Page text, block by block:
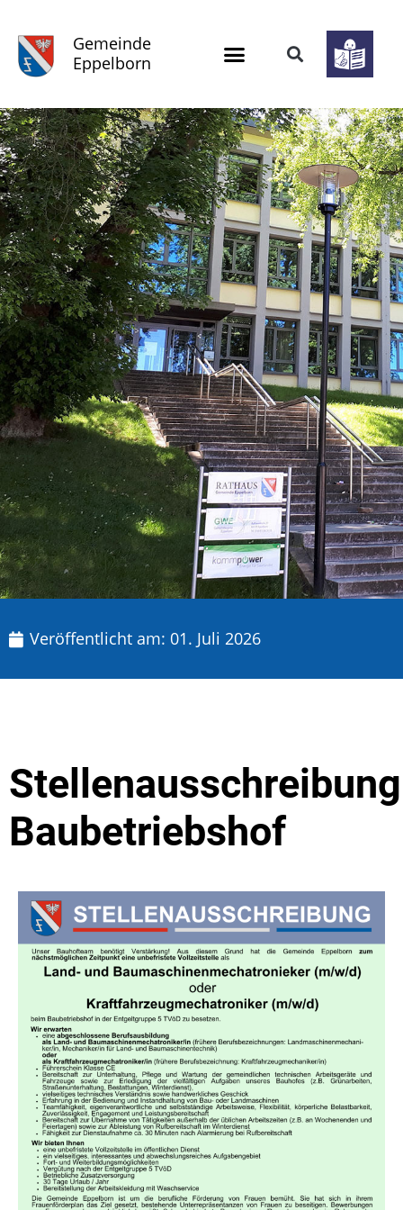
Gemeinde
Eppelborn
Veröffentlicht am: 01. Juli 2026
Stellenausschreibung
Baubetriebshof